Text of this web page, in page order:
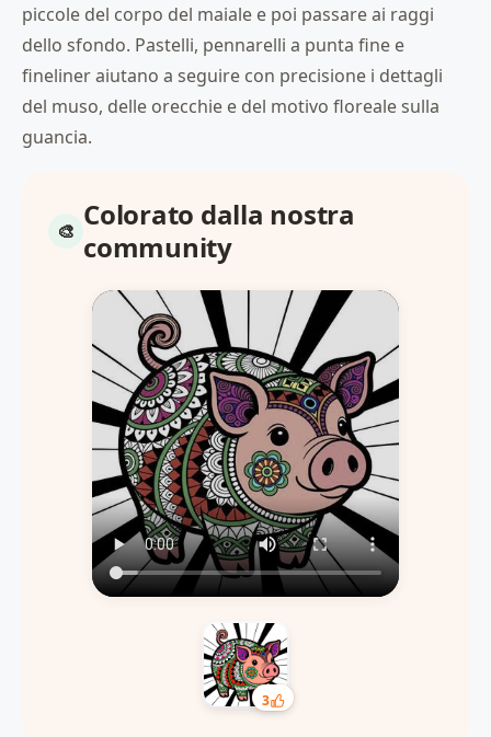
piccole del corpo del maiale e poi passare ai raggi
dello sfondo. Pastelli, pennarelli a punta fine e
fineliner aiutano a seguire con precisione i dettagli
del muso, delle orecchie e del motivo floreale sulla
guancia.
Colorato dalla nostra
community
3